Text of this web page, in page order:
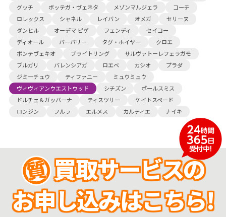
グッチ
ボッテガ・ヴェネタ メゾンマルジェラ
コーチ
ロレックス
シャネル レイバン オメガ
セリーヌ
ダンヒル
オーデマ ピゲ フェンディ
セイコー
ディオール
バーバリー タグ・ホイヤー
クロエ
ポンテヴェキオ
ブライトリング
サルヴァトーレフェラガモ
ブルガリ
バレンシアガ ロエベ カシオ
プラダ
ジミーチュウ
ティファニー
ミュウミュウ
ヴィヴィアンウエストウッド
シチズン
ポールスミス
ドルチェ＆ガッバーナ
ティスツリー
ケイトスペード
ロンジン
フルラ エルメス カルティエ ナイキ
買取サービスの
お申し込みはこちら!